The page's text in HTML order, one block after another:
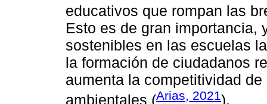
educativos que rompan las
Esto es de gran importancia,
sostenibles en las escuelas
la formación de ciudadanos
aumenta la competitividad
ambientales (Arias, 2021).